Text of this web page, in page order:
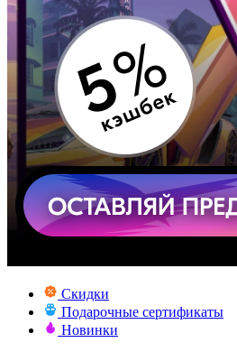
Скидки
Подарочные сертификаты
Новинки